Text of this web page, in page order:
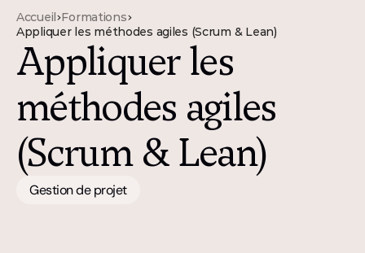
Accueil>Formations>
Appliquer les méthodes agiles (Scrum & Lean)
Appliquer les
méthodes agiles
(Scrum & Lean)
Gestion de projet